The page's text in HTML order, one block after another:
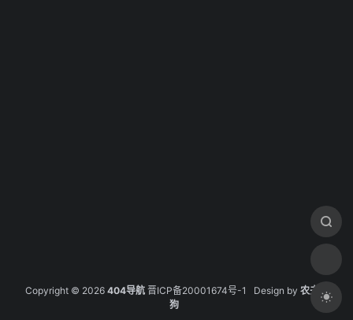
Copyright © 2026 404导航 晋ICP备20001674号-1 Design by 农夫的
狗